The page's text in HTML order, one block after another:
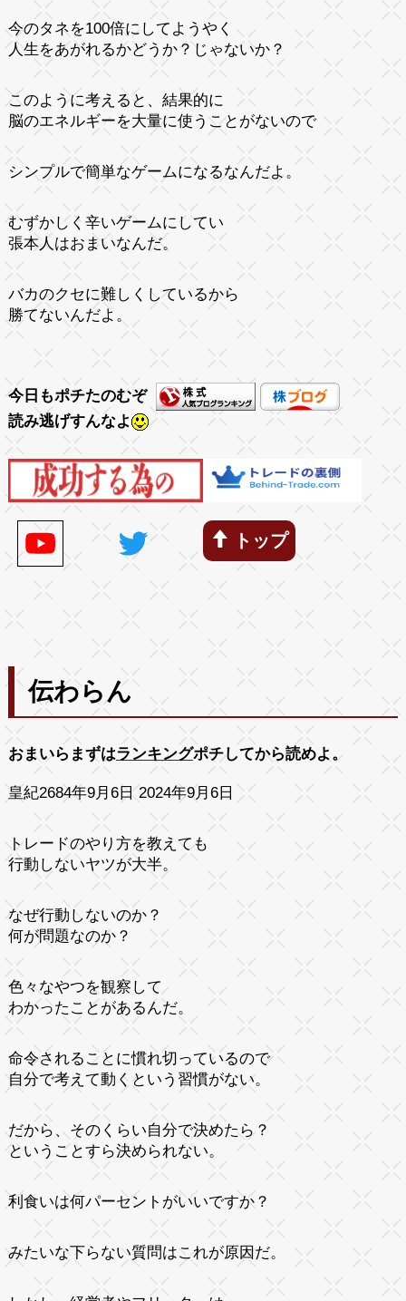
今のタネを100倍にしてようやく
人生をあがれるかどうか？じゃないか？
このように考えると、結果的に
脳のエネルギーを大量に使うことがないので
シンプルで簡単なゲームになるなんだよ。
むずかしく辛いゲームにしてい
張本人はおまいなんだ。
バカのクセに難しくしているから
勝てないんだよ。
今日もポチたのむぞ
読み逃げすんなよ
トップ
伝わらん
おまいらまずはランキングポチしてから読めよ。
皇紀2684年9月6日 2024年9月6日
トレードのやり方を教えても
行動しないヤツが大半。
なぜ行動しないのか？
何が問題なのか？
色々なやつを観察して
わかったことがあるんだ。
命令されることに慣れ切っているので
自分で考えて動くという習慣がない。
だから、そのくらい自分で決めたら？
ということすら決められない。
利食いは何パーセントがいいですか？
みたいな下らない質問はこれが原因だ。